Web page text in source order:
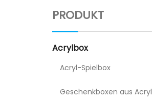
PRODUKT
Acrylbox
Acryl-Spielbox
Geschenkboxen aus Acryl